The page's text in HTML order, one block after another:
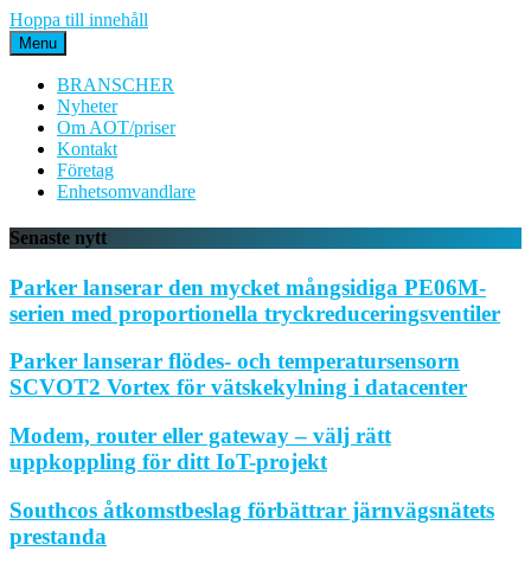
Hoppa till innehåll
Menu
BRANSCHER
Nyheter
Om AOT/priser
Kontakt
Företag
Enhetsomvandlare
Senaste nytt
Parker lanserar den mycket mångsidiga PE06M-
serien med proportionella tryckreduceringsventiler
Parker lanserar flödes- och temperatursensorn
SCVOT2 Vortex för vätskekylning i datacenter
Modem, router eller gateway – välj rätt
uppkoppling för ditt IoT-projekt
Southcos åtkomstbeslag förbättrar järnvägsnätets
prestanda